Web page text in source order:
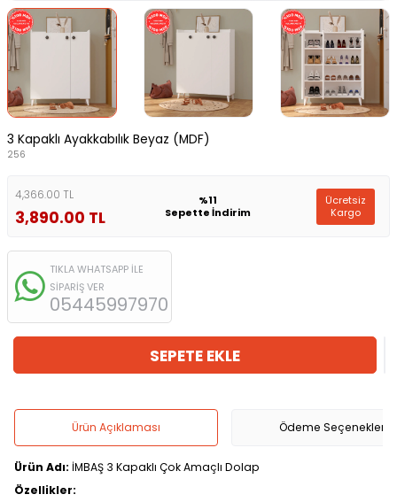
3 Kapaklı Ayakkabılık Beyaz (MDF)
256
4,366.00 TL
3,890.00 TL
%11
Sepette İndirim
Ücretsiz
Kargo
TIKLA WHATSAPP İLE
SİPARİŞ VER
05445997970
SEPETE EKLE
Ürün Açıklaması Ödeme Seçenekleri
Ürün Adı: İMBAŞ 3 Kapaklı Çok Amaçlı Dolap
Özellikler: